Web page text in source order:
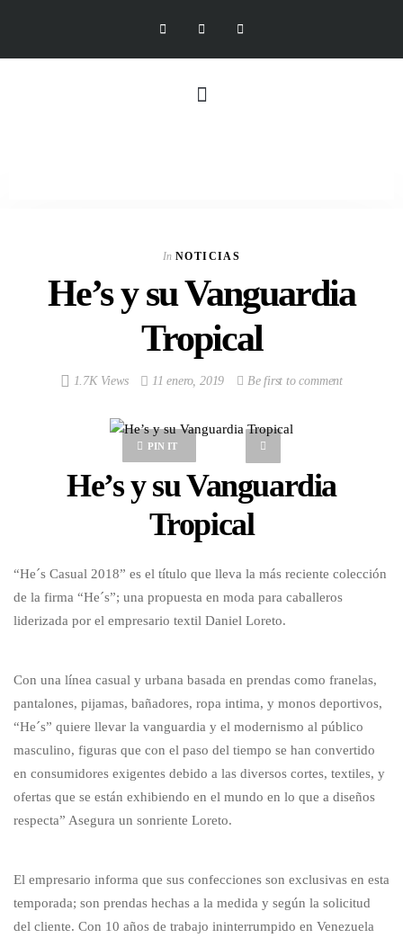
In NOTICIAS
He’s y su Vanguardia
Tropical
1.7K Views 11 enero, 2019 Be first to comment
PIN IT
He’s y su Vanguardia
Tropical
“He´s Casual 2018” es el título que lleva la más reciente colección
de la firma “He´s”; una propuesta en moda para caballeros
liderizada por el empresario textil Daniel Loreto.
Con una línea casual y urbana basada en prendas como franelas,
pantalones, pijamas, bañadores, ropa intima, y monos deportivos,
“He´s” quiere llevar la vanguardia y el modernismo al público
masculino, figuras que con el paso del tiempo se han convertido
en consumidores exigentes debido a las diversos cortes, textiles, y
ofertas que se están exhibiendo en el mundo en lo que a diseños
respecta” Asegura un sonriente Loreto.
El empresario informa que sus confecciones son exclusivas en esta
temporada; son prendas hechas a la medida y según la solicitud
del cliente. Con 10 años de trabajo ininterrumpido en Venezuela